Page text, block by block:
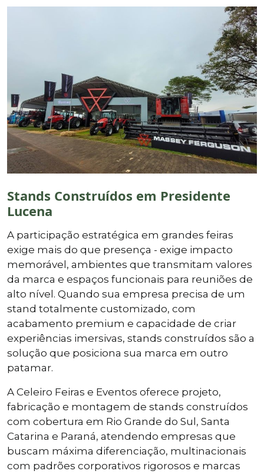
Stands Construídos em Presidente
Lucena
A participação estratégica em grandes feiras
exige mais do que presença - exige impacto
memorável, ambientes que transmitam valores
da marca e espaços funcionais para reuniões de
alto nível. Quando sua empresa precisa de um
stand totalmente customizado, com
acabamento premium e capacidade de criar
experiências imersivas, stands construídos são a
solução que posiciona sua marca em outro
patamar.
A Celeiro Feiras e Eventos oferece projeto,
fabricação e montagem de stands construídos
com cobertura em Rio Grande do Sul, Santa
Catarina e Paraná, atendendo empresas que
buscam máxima diferenciação, multinacionais
com padrões corporativos rigorosos e marcas